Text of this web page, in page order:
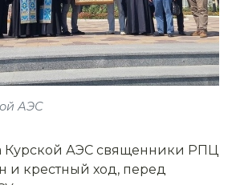
АЭС
Курской АЭС священники РПЦ
и крестный ход, перед